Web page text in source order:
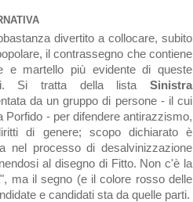
divertito a collocare, subito
il contrassegno che contiene
e martello più evidente di queste
Si tratta della lista Sinistra
da un gruppo di persone - il cui
Porfido - per difendere antirazzismo,
di genere; scopo dichiarato è
nel processo di desalvinizzazione
al disegno di Fitto. Non c'è la
ma il segno (e il colore rosso delle
e candidati sta da quelle parti.